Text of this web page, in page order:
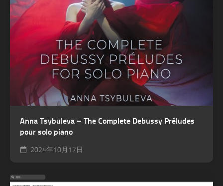
Anna Tsybuleva – The Complete Debussy Préludes
pour solo piano
2024年10月17日